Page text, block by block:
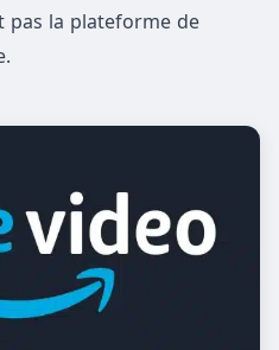
pas la plateforme de